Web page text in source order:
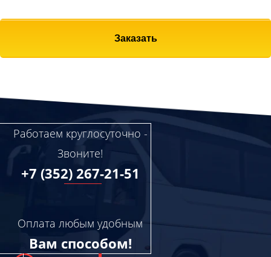
Заказать
Работаем круглосуточно -
Звоните!
+7 (352) 267-21-51
Оплата любым удобным
Вам способом!